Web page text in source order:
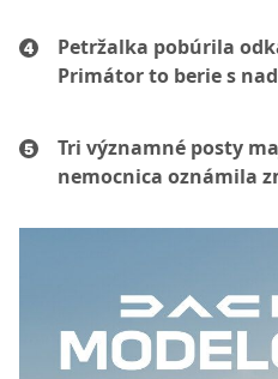
Petržalka pobúrila
Primátor to berie s
Tri významné posty
nemocnica oznámila